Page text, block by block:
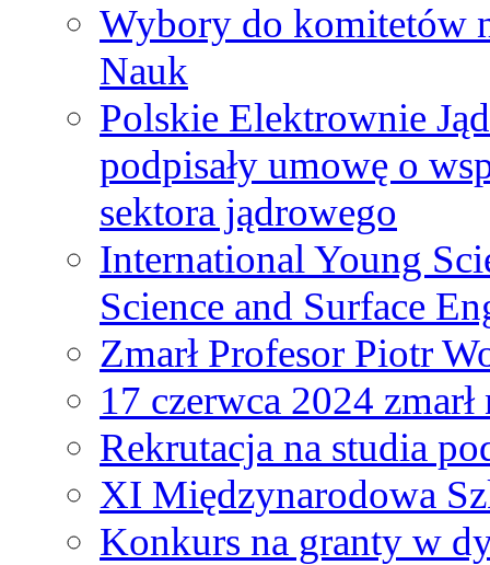
Wybory do komitetów
Nauk
Polskie Elektrownie
podpisały umowę o
sektora jądrowego
International Young
Science and Surface
Zmarł Profesor Piotr
17 czerwca 2024
Rekrutacja na studia
XI Międzynarodowa
Konkurs na granty w